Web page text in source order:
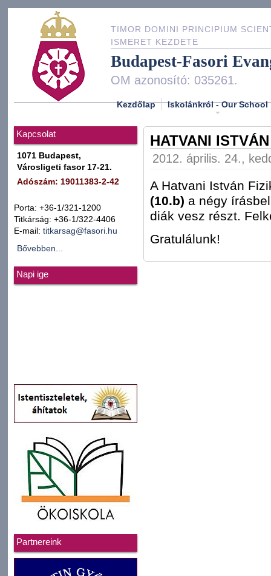
TIMOR DOMINI PRINCIPIUM
ISMERET KEZDETE
Budapest-Fasori
OM azonosító: 035261.
Kezdőlap Iskolánkról - Our School
Kapcsolat
1071 Budapest,
Városligeti fasor 17-21.
Adószám: 19011383-2-42
Porta: +36-1/321-1200
Titkárság: +36-1/322-4406
E-mail: titkarsag@fasori.hu
Bővebben...
Napi ige
Partnereink
HATVANI
2012. április. 24.,
A Hatvani István
(10.b) a négy
diák vesz részt.
Gratulálunk!